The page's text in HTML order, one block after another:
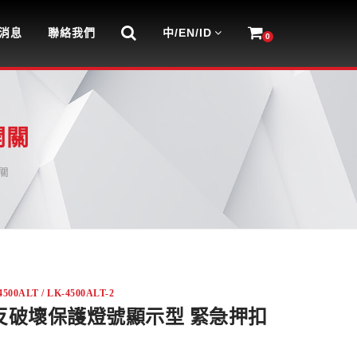
息 聯絡我們 0
中/EN/ID
/ LK-4500ALT-2
破壞保護燈號顯示型 緊急押扣